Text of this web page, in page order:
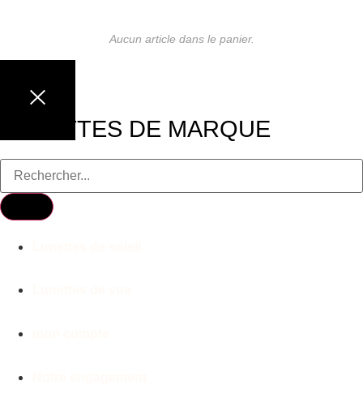
Aucun article dans le panier.
LUNETTES DE MARQUE